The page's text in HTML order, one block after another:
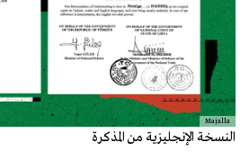
Majalla
النسخة الإنجليزية من المذكرة